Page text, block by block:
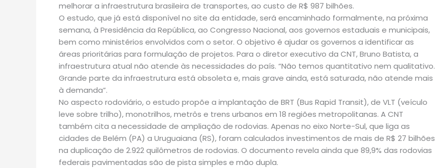
melhorar a infraestrutura brasileira de transportes, ao custo de R$ 987 bilhões.
O estudo, que já está disponível no site da entidade, será encaminhado formalmente, na próxima
semana, à Presidência da República, ao Congresso Nacional, aos governos estaduais e municipais,
bem como ministérios envolvidos com o setor. O objetivo é ajudar os governos a identificar as
áreas prioritárias para formulação de projetos. Para o diretor executivo da CNT, Bruno Batista, a
infraestrutura atual não atende às necessidades do país. “Não temos quantitativo nem qualitativo.
Grande parte da infraestrutura está obsoleta e, mais grave ainda, está saturada, não atende mais
à demanda”.
No aspecto rodoviário, o estudo propõe a implantação de BRT (Bus Rapid Transit), de VLT (veículo
leve sobre trilho), monotrilhos, metrôs e trens urbanos em 18 regiões metropolitanas. A CNT
também cita a necessidade de ampliação de rodovias. Apenas no eixo Norte-Sul, que liga as
cidades de Belém (PA) a Uruguaiana (RS), foram calculados investimentos de mais de R$ 27 bilhões
na duplicação de 2.922 quilômetros de rodovias. O documento revela ainda que 89,9% das rodovias
federais pavimentadas são de pista simples e mão dupla.